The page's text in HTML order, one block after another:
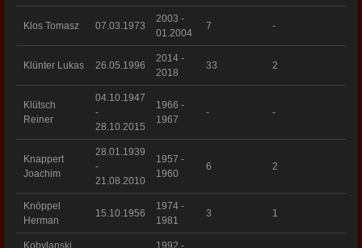
Klos Tomasz 07.03.1973
2003 -
01.2004
7 -
Klünter Lukas 26.05.1996
2014 -
2018
33 2
Klütsch
Reiner
04.10.1947
-
28.10.2015
1966 -
1967
- -
Knappert
Joachim
28.01.1939
-
21.08.2010
1957 -
1960
6 2
Knöppel
Herman
15.10.1956
1974 -
1981
3 1
Kobylanski
1992 -